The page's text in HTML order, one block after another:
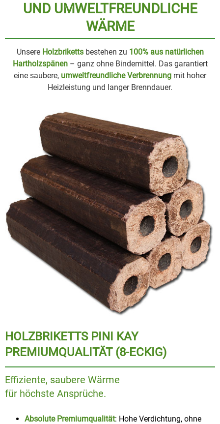
UND UMWELT­FREUNDLICHE
WÄRME
Unsere Holzbrikettsbestehen zu 100% aus natürlichen
Hartholzspänen– ganz ohne Bindemittel. Das garantiert
eine saubere, umweltfreundliche Verbrennung mit hoher
Heizleistung und langer Brenndauer.
HOLZBRIKETTS PINI KAY
PREMIUMQUALITÄT (8-ECKIG)
Effiziente, saubere Wärme
für höchste Ansprüche.
Absolute Premiumqualität: Hohe Verdichtung, ohne